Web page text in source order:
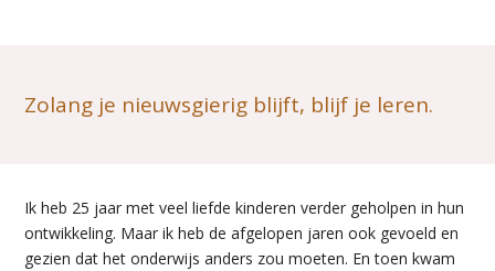
Zolang je nieuwsgierig blijft, blijf je leren.
Ik heb 25 jaar met veel liefde kinderen verder geholpen in hun
ontwikkeling. Maar ik heb de afgelopen jaren ook gevoeld en
gezien dat het onderwijs anders zou moeten. En toen kwam